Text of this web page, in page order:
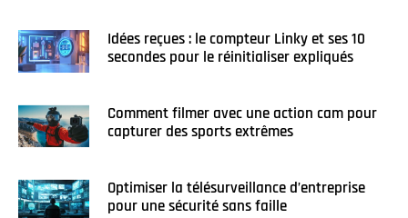
Idées reçues : le compteur Linky et ses 10
secondes pour le réinitialiser expliqués
Comment filmer avec une action cam pour
capturer des sports extrêmes
Optimiser la télésurveillance d’entreprise
pour une sécurité sans faille